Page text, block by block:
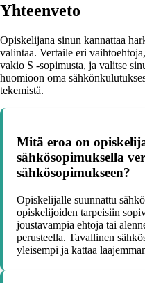
Yhteenveto
Opiskelijana sinun kannattaa
valintaa. Vertaile eri
vakio S -sopimusta, ja valitse
huomioon oma
tekemistä.
Mitä eroa on
sähkösopimuksella
sähkösopimukseen?
Opiskelijalle suunnattu
opiskelijoiden tarpeisiin
joustavampia ehtoja tai
perusteella. Tavallinen
yleisempi ja kattaa